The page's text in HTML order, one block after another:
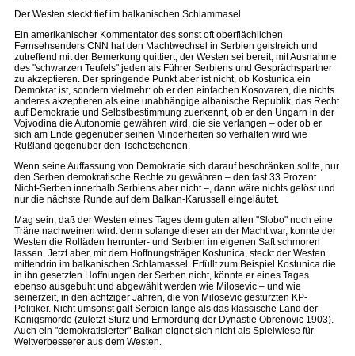
Der Westen steckt tief im balkanischen Schlammasel
Ein amerikanischer Kommentator des sonst oft oberflächlichen
Fernsehsenders CNN hat den Machtwechsel in Serbien geistreich und
zutreffend mit der Bemerkung quittiert, der Westen sei bereit, mit Ausnahme
des "schwarzen Teufels" jeden als Führer Serbiens und Gesprächspartner
zu akzeptieren. Der springende Punkt aber ist nicht, ob Kostunica ein
Demokrat ist, sondern vielmehr: ob er den einfachen Kosovaren, die nichts
anderes akzeptieren als eine unabhängige albanische Republik, das Recht
auf Demokratie und Selbstbestimmung zuerkennt, ob er den Ungarn in der
Vojvodina die Autonomie gewähren wird, die sie verlangen – oder ob er
sich am Ende gegenüber seinen Minderheiten so verhalten wird wie
Rußland gegenüber den Tschetschenen.
Wenn seine Auffassung von Demokratie sich darauf beschränken sollte, nur
den Serben demokratische Rechte zu gewähren – den fast 33 Prozent
Nicht-Serben innerhalb Serbiens aber nicht –, dann wäre nichts gelöst und
nur die nächste Runde auf dem Balkan-Karussell eingeläutet.
Mag sein, daß der Westen eines Tages dem guten alten "Slobo" noch eine
Träne nachweinen wird: denn solange dieser an der Macht war, konnte der
Westen die Rolläden herrunter- und Serbien im eigenen Saft schmoren
lassen. Jetzt aber, mit dem Hoffnungsträger Kostunica, steckt der Westen
mittendrin im balkanischen Schlamassel. Erfüllt zum Beispiel Kostunica die
in ihn gesetzten Hoffnungen der Serben nicht, könnte er eines Tages
ebenso ausgebuht und abgewählt werden wie Milosevic – und wie
seinerzeit, in den achtziger Jahren, die von Milosevic gestürzten KP-
Politiker. Nicht umsonst galt Serbien lange als das klassische Land der
Königsmorde (zuletzt Sturz und Ermordung der Dynastie Obrenovic 1903).
Auch ein "demokratisierter" Balkan eignet sich nicht als Spielwiese für
Weltverbesserer aus dem Westen.